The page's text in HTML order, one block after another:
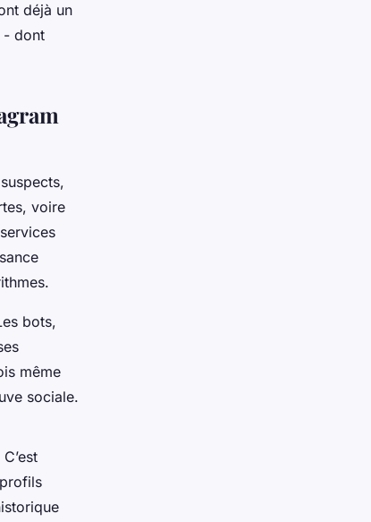
déjà un
- dont
voire
bots,
même
sociale.